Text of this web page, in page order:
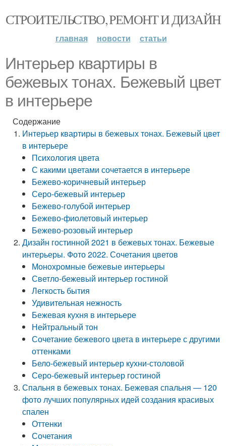
СТРОИТЕЛЬСТВО, РЕМОНТ И ДИЗАЙН
главная новости статьи
Интерьер квартиры в
бежевых тонах. Бежевый цвет
в интерьере
Содержание
Интерьер квартиры в бежевых тонах. Бежевый цвет
в интерьере
Психология цвета
С какими цветами сочетается в интерьере
Бежево-коричневый интерьер
Серо-бежевый интерьер
Бежево-голубой интерьер
Бежево-фиолетовый интерьер
Бежево-розовый интерьер
Дизайн гостинной 2021 в бежевых тонах. Бежевые
интерьеры. Фото 2022. Сочетания цветов
Монохромные бежевые интерьеры
Светло-бежевый интерьер гостиной
Легкость бытия
Удивительная нежность
Бежевая кухня в интерьере
Нейтральный тон
Сочетание бежевого цвета в интерьере с другими
оттенками
Бело-бежевый интерьер кухни-столовой
Серо-бежевый интерьер гостиной
Спальня в бежевых тонах. Бежевая спальня — 120
фото лучших популярных идей создания красивых
спален
Оттенки
Сочетания